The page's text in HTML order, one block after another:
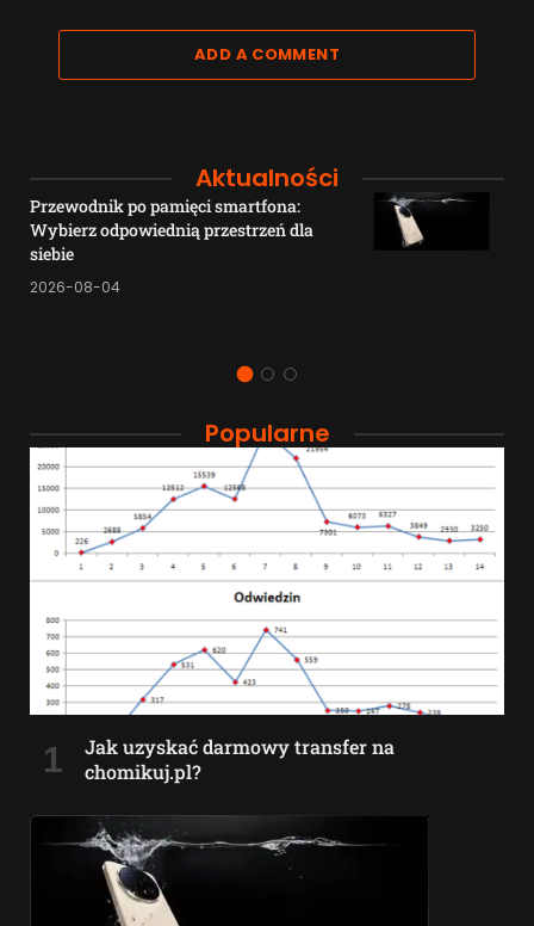
ADD A COMMENT
Aktualności
Przewodnik po pamięci smartfona:
Wybierz odpowiednią przestrzeń dla
siebie
2026-08-04
Popularne
Jak uzyskać darmowy transfer na
chomikuj.pl?